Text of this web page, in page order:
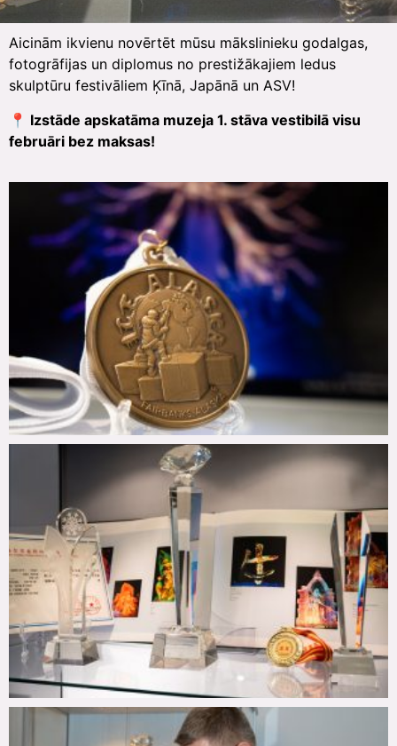
Aicinām ikvienu novērtēt mūsu mākslinieku godalgas,
fotogrāfijas un diplomus no prestižākajiem ledus
skulptūru festivāliem Ķīnā, Japānā un ASV!
📍 Izstāde apskatāma muzeja 1. stāva vestibilā visu
februāri bez maksas!